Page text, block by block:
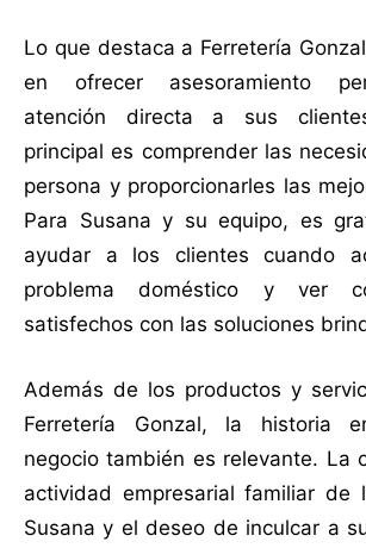
Lo que destaca a Ferretería
en ofrecer asesoramiento
atención directa a sus
principal es comprender las
persona y proporcionarles las
Para Susana y su equipo, es
ayudar a los clientes cuando
problema doméstico y ver
satisfechos con las soluciones
Además de los productos y
Ferretería Gonzal, la historia
negocio también es relevante. La
actividad empresarial familiar de
Susana y el deseo de inculcar a